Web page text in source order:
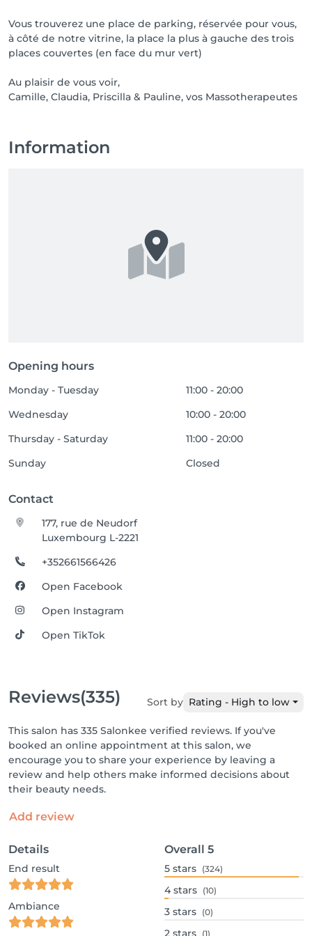
Merci de vous présenter à l'heure voire 5min en
avance. Tout retard emputera malheureusement le
Vous trouverez une place de parking, réservée pour vous,
à côté de notre vitrine, la place la plus à gauche des trois
places couvertes (en face du mur vert)
Au plaisir de vous voir,
Camille, Claudia, Priscilla & Pauline, vos Massotherapeutes
Information
Opening hours
Monday - Tuesday
11:00 - 20:00
Wednesday
10:00 - 20:00
Thursday - Saturday
11:00 - 20:00
Sunday
Closed
Contact
177, rue de Neudorf
Luxembourg L-2221
+352661566426
Open Facebook
Open Instagram
Open TikTok
Reviews(335) Sort by Rating - High to low
This salon has 335 Salonkee verified reviews. If you've
booked an online appointment at this salon, we
encourage you to share your experience by leaving a
review and help others make informed decisions about
their beauty needs.
Add review
Details
End result
Ambiance
Overall 5
5 stars (324)
4 stars (10)
3 stars (0)
2 stars (1)